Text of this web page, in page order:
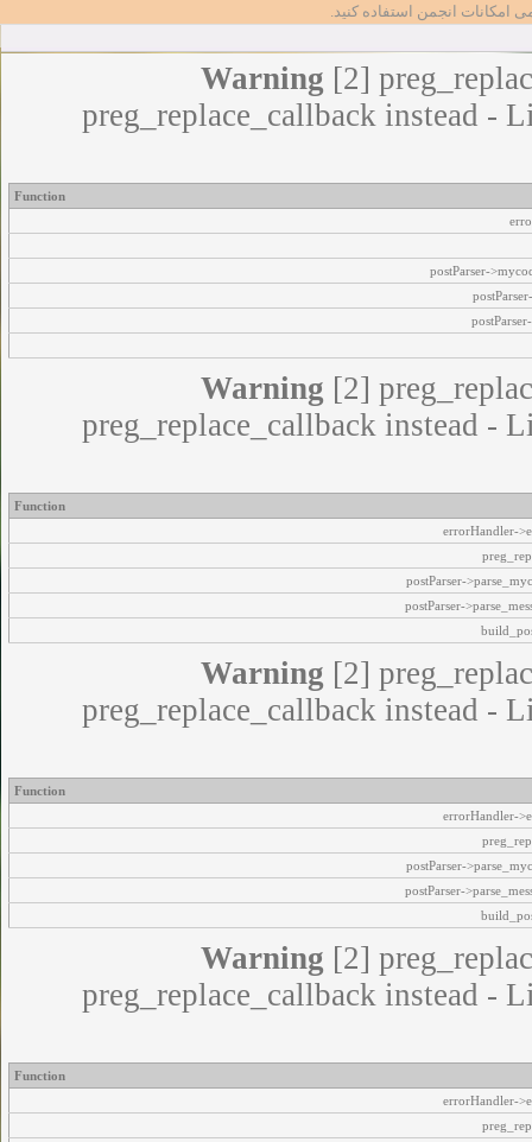
امکانات انجمن استفاده کنید.
Warning [2]
preg_replace_callback instead -
Function
postParser-
Warning [2]
preg_replace_callback instead -
Function
errorHandler-
postParser-
postParser-
Warning [2]
preg_replace_callback instead -
Function
errorHandler-
postParser-
postParser-
Warning [2]
preg_replace_callback instead -
Function
errorHandler-